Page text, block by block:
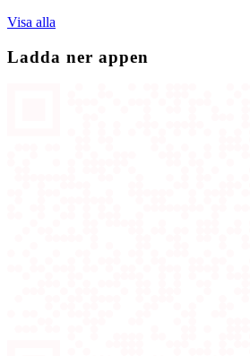
Visa alla
Ladda ner appen